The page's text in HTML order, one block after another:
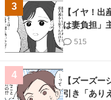
3
【イヤ！
は妻負担」
515
4
【ズーズ
引き「あり